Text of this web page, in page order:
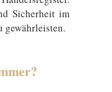
Sicherheit im